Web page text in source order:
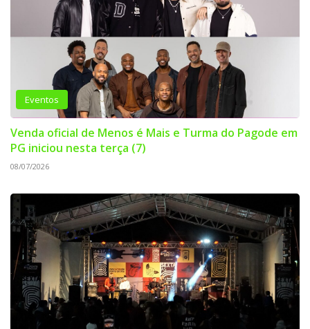
Eventos
Venda oficial de Menos é Mais e Turma do Pagode em
PG iniciou nesta terça (7)
08/07/2026